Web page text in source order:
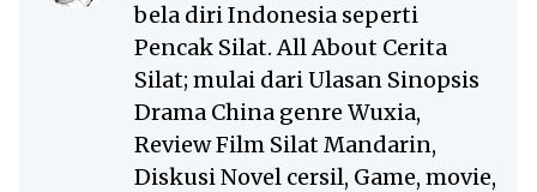
bela diri Indonesia seperti
Pencak Silat. All About Cerita
Silat; mulai dari Ulasan Sinopsis
Drama China genre Wuxia,
Review Film Silat Mandarin,
Diskusi Novel cersil, Game, movie,